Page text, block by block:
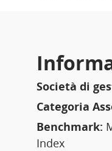
Società di
Categoria
Benchmark:
Index